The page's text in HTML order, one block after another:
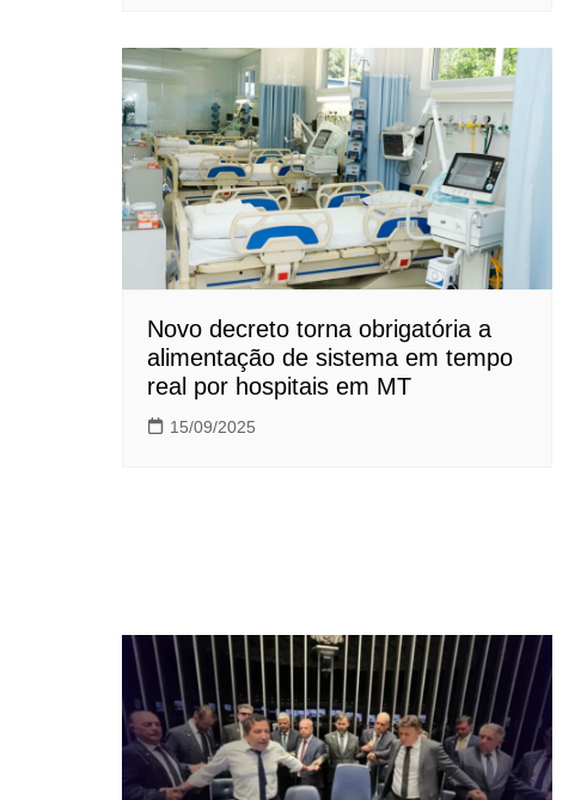
Novo decreto torna obrigatória a
alimentação de sistema em tempo
real por hospitais em MT
15/09/2025